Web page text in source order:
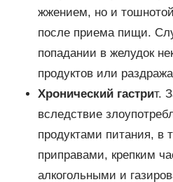
жжением, но и
после приема пищи.
попадании в желудок
продуктов или
Хронический гастрит.
вследствие
продуктами питания, в
приправами, крепким
алкогольными и